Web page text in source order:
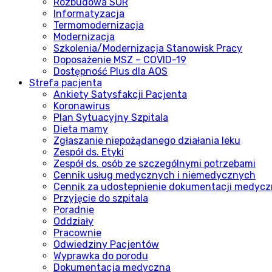
Informatyzacja
Termomodernizacja
Modernizacja
Szkolenia/Modernizacja Stanowisk Pracy
Doposażenie MSZ – COVID-19
Dostępność Plus dla AOS
Strefa pacjenta
Ankiety Satysfakcji Pacjenta
Koronawirus
Plan Sytuacyjny Szpitala
Dieta mamy
Zgłaszanie niepożądanego działania leku
Zespół ds. Etyki
Zespół ds. osób ze szczególnymi potrzebami
Cennik usług medycznych i niemedycznych
Cennik za udostepnienie dokumentacji
Przyjęcie do szpitala
Poradnie
Oddziały
Pracownie
Odwiedziny Pacjentów
Wyprawka do porodu
Dokumentacja medyczna